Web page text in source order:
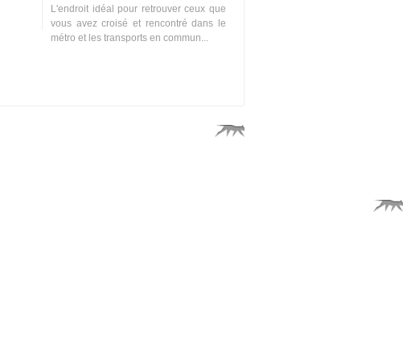
L'endroit idéal pour retrouver ceux que
vous avez croisé et rencontré dans le
métro et les transports en commun...